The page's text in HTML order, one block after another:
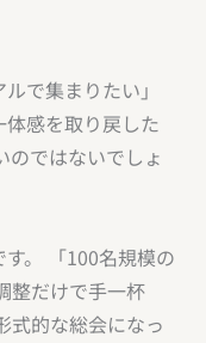
で集まりたい」
体感を取り戻した
のではないでしょ
。 「100名規模の
整だけで手一杯
式的な総会になっ